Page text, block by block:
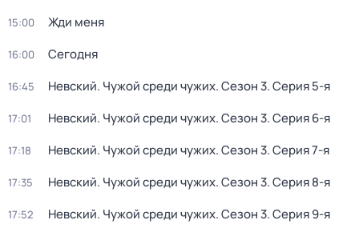
15:00 Жди меня
16:00 Сегодня
16:45 Невский. Чужой среди чужих. Сезон 3. Серия 5-я
17:01 Невский. Чужой среди чужих. Сезон 3. Серия 6-я
17:18 Невский. Чужой среди чужих. Сезон 3. Серия 7-я
17:35 Невский. Чужой среди чужих. Сезон 3. Серия 8-я
17:52 Невский. Чужой среди чужих. Сезон 3. Серия 9-я